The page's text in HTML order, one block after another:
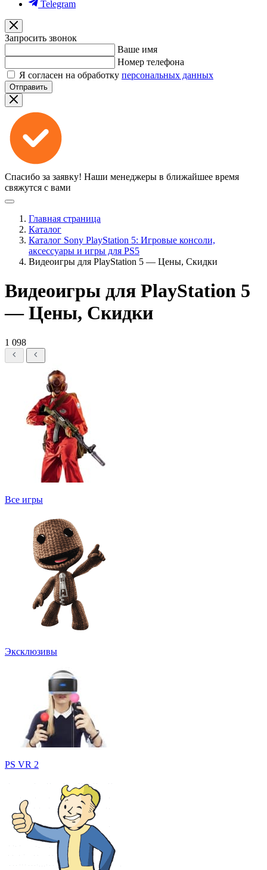
Telegram
Запросить звонок
Ваше имя
Номер телефона
Я согласен на обработку персональных данных
Отправить
Спасибо за заявку! Наши менеджеры в ближайшее время
свяжутся с вами
Главная страница
Каталог
Каталог Sony PlayStation 5: Игровые консоли,
аксессуары и игры для PS5
Видеоигры для PlayStation 5 — Цены, Скидки
Видеоигры для PlayStation 5
— Цены, Скидки
1 098
Все игры
Эксклюзивы
PS VR 2